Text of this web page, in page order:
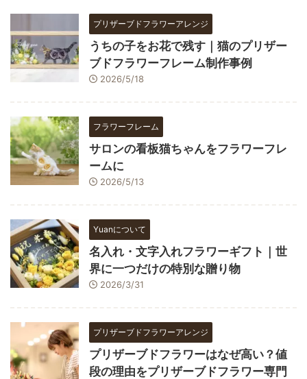
プリザーブドフラワーアレンジ
うちの子をお花で残す｜猫のプリザー
ブドフラワーフレーム制作事例
2026/5/18
フラワーフレーム
サロンの看板猫ちゃんをフラワーフレ
ームに
2026/5/13
Yuanについて
名入れ・文字入れフラワーギフト｜世
界に一つだけの特別な贈り物
2026/3/31
プリザーブドフラワーアレンジ
プリザーブドフラワーはなぜ高い？値
段の理由をプリザーブドフラワー専門